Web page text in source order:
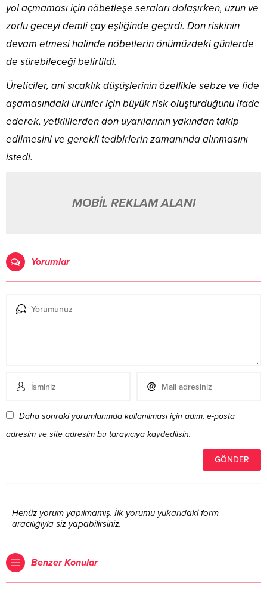
yol açmaması için nöbetleşe seraları dolaşırken, uzun ve
zorlu geceyi demli çay eşliğinde geçirdi. Don riskinin
devam etmesi halinde nöbetlerin önümüzdeki günlerde
de sürebileceği belirtildi.
Üreticiler, ani sıcaklık düşüşlerinin özellikle sebze ve fide
aşamasındaki ürünler için büyük risk oluşturduğunu ifade
ederek, yetkililerden don uyarılarının yakından takip
edilmesini ve gerekli tedbirlerin zamanında alınmasını
istedi.
MOBİL REKLAM ALANI
Yorumlar
Daha sonraki yorumlarımda kullanılması için adım, e-posta
adresim ve site adresim bu tarayıcıya kaydedilsin.
Henüz yorum yapılmamış. İlk yorumu yukarıdaki form
aracılığıyla siz yapabilirsiniz.
Benzer Konular